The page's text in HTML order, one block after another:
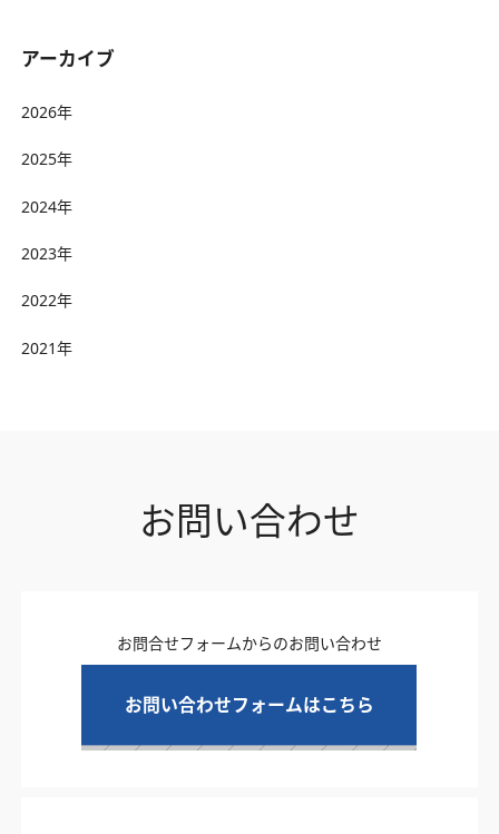
アーカイブ
2026年
2025年
2024年
2023年
2022年
2021年
お問い合わせ
お問合せフォームからのお問い合わせ
お問い合わせフォームはこちら